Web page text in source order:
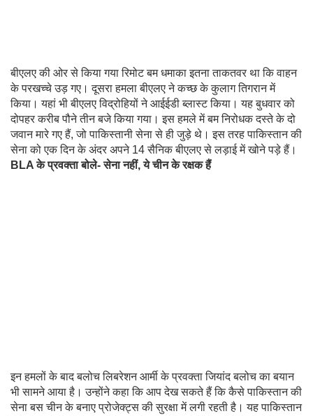
बीएलए की ओर से किया गया रिमोट बम धमाका इतना ताकतवर था कि वाहन
के परखच्चे उड़ गए। दूसरा हमला बीएलए ने कच्छ के कुलाग तिगरान में
किया। यहां भी बीएलए विद्रोहियों ने आईईडी ब्लास्ट किया। यह बुधवार को
दोपहर करीब पौने तीन बजे किया गया। इस हमले में बम निरोधक दस्ते के दो
जवान मारे गए हैं, जो पाकिस्तानी सेना से ही जुड़े थे। इस तरह पाकिस्तान की
सेना को एक दिन के अंदर अपने 14 सैनिक बीएलए से लड़ाई में खोने पड़े हैं।
BLA के प्रवक्ता बोले- सेना नहीं, ये चीन के रक्षक हैं
इन हमलों के बाद बलोच लिबरेशन आर्मी के प्रवक्ता जियांद बलोच का बयान
भी सामने आया है। उन्होंने कहा कि आप देख सकते हैं कि कैसे पाकिस्तान की
सेना बस चीन के बनाए प्रोजेक्ट्स की सुरक्षा में लगी रहती है। यह पाकिस्तान